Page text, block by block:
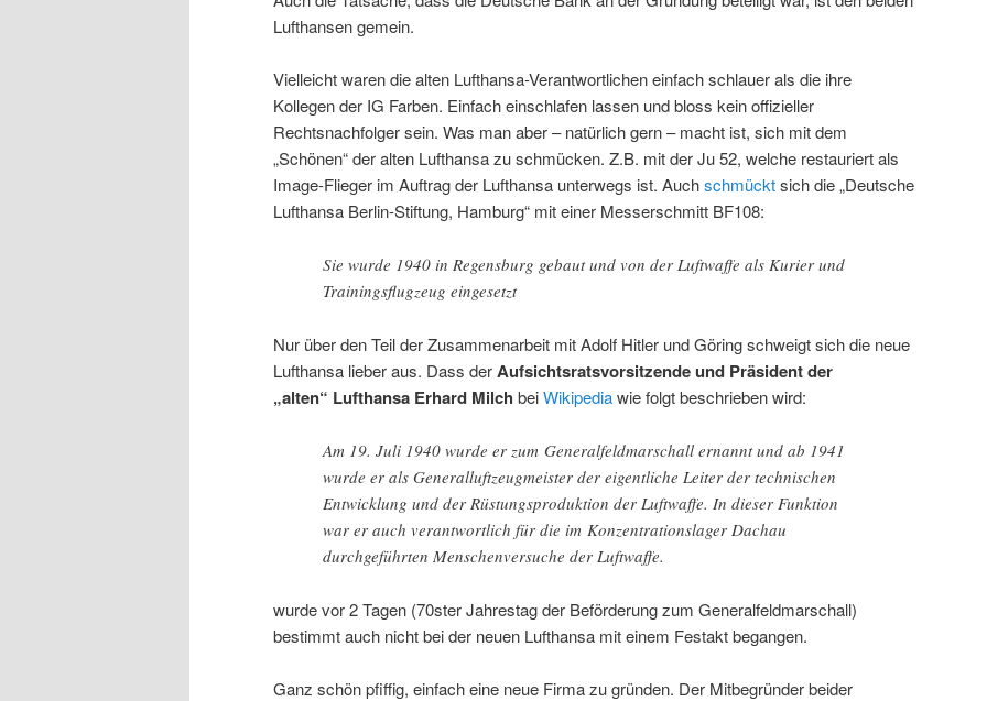
Lufthansen gemein.
Vielleicht waren die alten Lufthansa-Verantwortlichen einfach schlauer als die ihre
Kollegen der IG Farben. Einfach einschlafen lassen und bloss kein offizieller
Rechtsnachfolger sein. Was man aber – natürlich gern – macht ist, sich mit dem
„Schönen“ der alten Lufthansa zu schmücken. Z.B. mit der Ju 52, welche restauriert als
Image-Flieger im Auftrag der Lufthansa unterwegs ist. Auchschmücktsich die „Deutsche
Lufthansa Berlin-Stiftung, Hamburg“ mit einer Messerschmitt BF108:
Sie wurde 1940 in Regensburg gebaut und von der Luftwaffe als Kurier und
Trainingsflugzeug eingesetzt
Nur über den Teil der Zusammenarbeit mit Adolf Hitler und Göring schweigt sich die neue
Lufthansa lieber aus. Dass derAufsichtsratsvorsitzende und Präsident der
„alten“ Lufthansa Erhard Milch beiWikipediawie folgt beschrieben wird:
Am 19. Juli 1940 wurde er zum Generalfeldmarschall ernannt und ab 1941
wurde er als Generalluftzeugmeister der eigentliche Leiter der technischen
Entwicklung und der Rüstungsproduktion der Luftwaffe. In dieser Funktion
war er auch verantwortlich für die im Konzentrationslager Dachau
durchgeführten Menschenversuche der Luftwaffe.
wurde vor 2 Tagen (70ster Jahrestag der Beförderung zum Generalfeldmarschall)
bestimmt auch nicht bei der neuen Lufthansa mit einem Festakt begangen.
Ganz schön pfiffig, einfach eine neue Firma zu gründen. Der Mitbegründer beider